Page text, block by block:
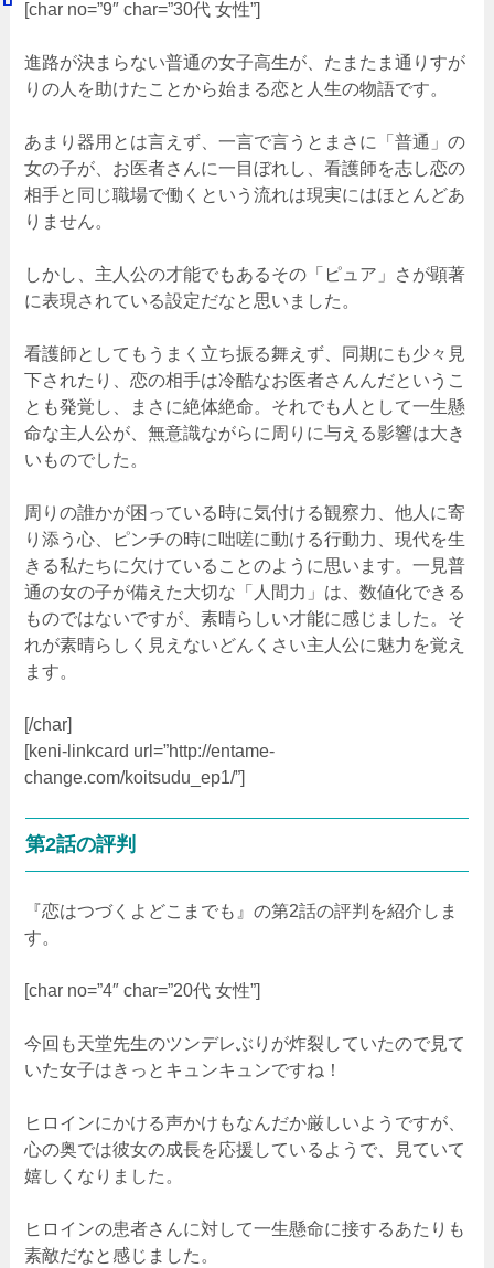
[char no=”9″ char=”30代 女性”]
進路が決まらない普通の女子高生が、たまたま通りすが
りの人を助けたことから始まる恋と人生の物語です。
あまり器用とは言えず、一言で言うとまさに「普通」の
女の子が、お医者さんに一目ぼれし、看護師を志し恋の
相手と同じ職場で働くという流れは現実にはほとんどあ
りません。
しかし、主人公の才能でもあるその「ピュア」さが顕著
に表現されている設定だなと思いました。
看護師としてもうまく立ち振る舞えず、同期にも少々見
下されたり、恋の相手は冷酷なお医者さんんだというこ
とも発覚し、まさに絶体絶命。それでも人として一生懸
命な主人公が、無意識ながらに周りに与える影響は大き
いものでした。
周りの誰かが困っている時に気付ける観察力、他人に寄
り添う心、ピンチの時に咄嗟に動ける行動力、現代を生
きる私たちに欠けていることのように思います。一見普
通の女の子が備えた大切な「人間力」は、数値化できる
ものではないですが、素晴らしい才能に感じました。そ
れが素晴らしく見えないどんくさい主人公に魅力を覚え
ます。
[/char]
[keni-linkcard url=”http://entame-
change.com/koitsudu_ep1/”]
第2話の評判
『恋はつづくよどこまでも』の第2話の評判を紹介しま
す。
[char no=”4″ char=”20代 女性”]
今回も天堂先生のツンデレぶりが炸裂していたので見て
いた女子はきっとキュンキュンですね！
ヒロインにかける声かけもなんだか厳しいようですが、
心の奥では彼女の成長を応援しているようで、見ていて
嬉しくなりました。
ヒロインの患者さんに対して一生懸命に接するあたりも
素敵だなと感じました。